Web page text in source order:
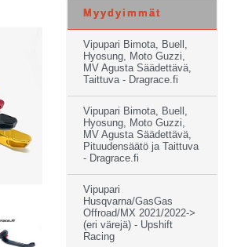
Myydyimmät
Vipupari Bimota, Buell,
Hyosung, Moto Guzzi,
MV Agusta Säädettävä,
Taittuva - Dragrace.fi
Vipupari Bimota, Buell,
Hyosung, Moto Guzzi,
MV Agusta Säädettävä,
Pituudensäätö ja Taittuva
- Dragrace.fi
Vipupari
Husqvarna/GasGas
Offroad/MX 2021/2022->
(eri värejä) - Upshift
Racing